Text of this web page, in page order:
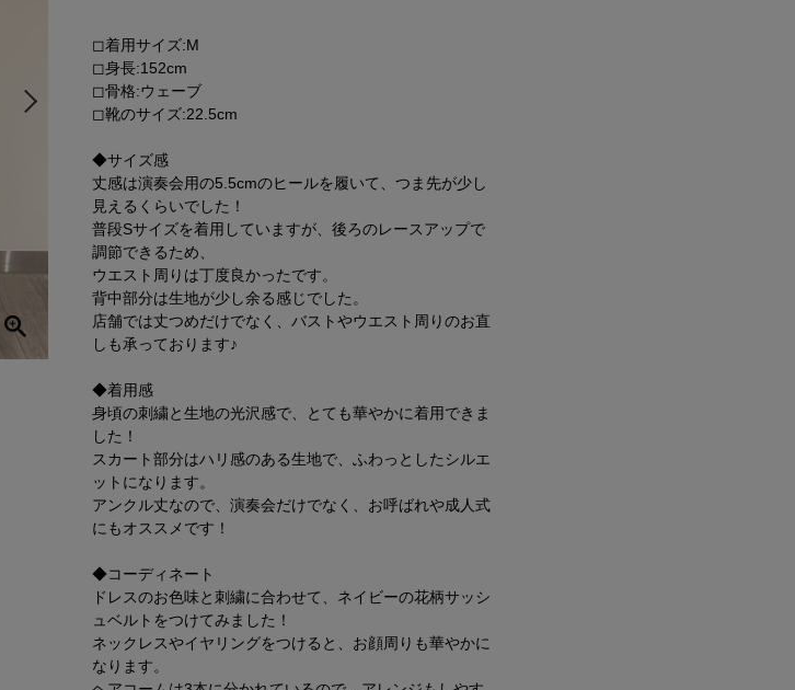
◻︎着用サイズ:M
◻︎身長:152cm
◻︎骨格:ウェーブ
◻︎靴のサイズ:22.5cm
◆サイズ感
丈感は演奏会用の5.5cmのヒールを履いて、つま先が少し
見えるくらいでした！
普段Sサイズを着用していますが、後ろのレースアップで
調節できるため、
ウエスト周りは丁度良かったです。
背中部分は生地が少し余る感じでした。
店舗では丈つめだけでなく、バストやウエスト周りのお直
しも承っております♪
◆着用感
身頃の刺繍と生地の光沢感で、とても華やかに着用できま
した！
スカート部分はハリ感のある生地で、ふわっとしたシルエ
ットになります。
アンクル丈なので、演奏会だけでなく、お呼ばれや成人式
にもオススメです！
◆コーディネート
ドレスのお色味と刺繍に合わせて、ネイビーの花柄サッシ
ュベルトをつけてみました！
ネックレスやイヤリングをつけると、お顔周りも華やかに
なります。